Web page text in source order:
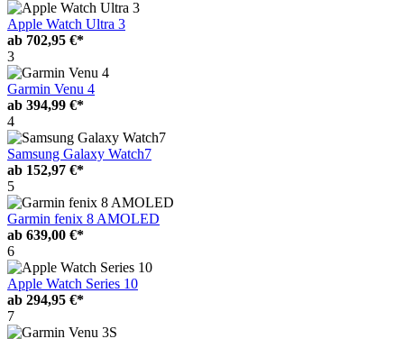
Apple Watch Ultra 3
ab 702,95 €*
3
Garmin Venu 4
ab 394,99 €*
4
Samsung Galaxy Watch7
ab 152,97 €*
5
Garmin fenix 8 AMOLED
ab 639,00 €*
6
Apple Watch Series 10
ab 294,95 €*
7